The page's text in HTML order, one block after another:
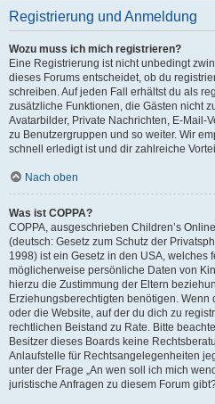
Registrierung und Anmeldung
Wozu muss ich mich registrieren?
Eine Registrierung ist nicht unbedingt
dieses Forums entscheidet, ob du
schreiben. Auf jeden Fall erhältst du als
zusätzliche Funktionen, die Gästen nicht
Avatarbilder, Private Nachrichten, E-Mail-
zu Benutzergruppen und so weiter. Wir
schnell erledigt ist und dir zahlreiche
Nach oben
Was ist COPPA?
COPPA, ausgeschrieben Children’s
(deutsch: Gesetz zum Schutz der
1998) ist ein Gesetz in den USA, welches
möglicherweise persönliche Daten von
hierzu die Zustimmung der Eltern
Erziehungsberechtigten benötigen.
oder die Website, auf der du dich zu
rechtlichen Beistand zu Rate. Bitte
Besitzer dieses Boards keine
Anlaufstelle für Rechtsangelegenheiten
unter der Frage „An wen soll ich mich
juristische Anfragen zu diesem Forum